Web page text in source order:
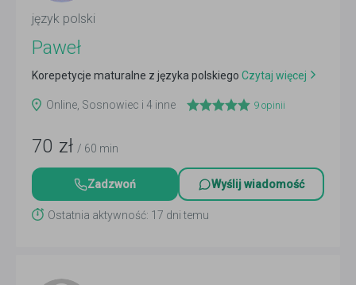
język polski
Paweł
Korepetycje maturalne z języka polskiego Czytaj więcej
Online, Sosnowiec i 4 inne 9 opinii
70 zł / 60 min
Zadzwoń Wyślij wiadomość
Ostatnia aktywność: 17 dni temu